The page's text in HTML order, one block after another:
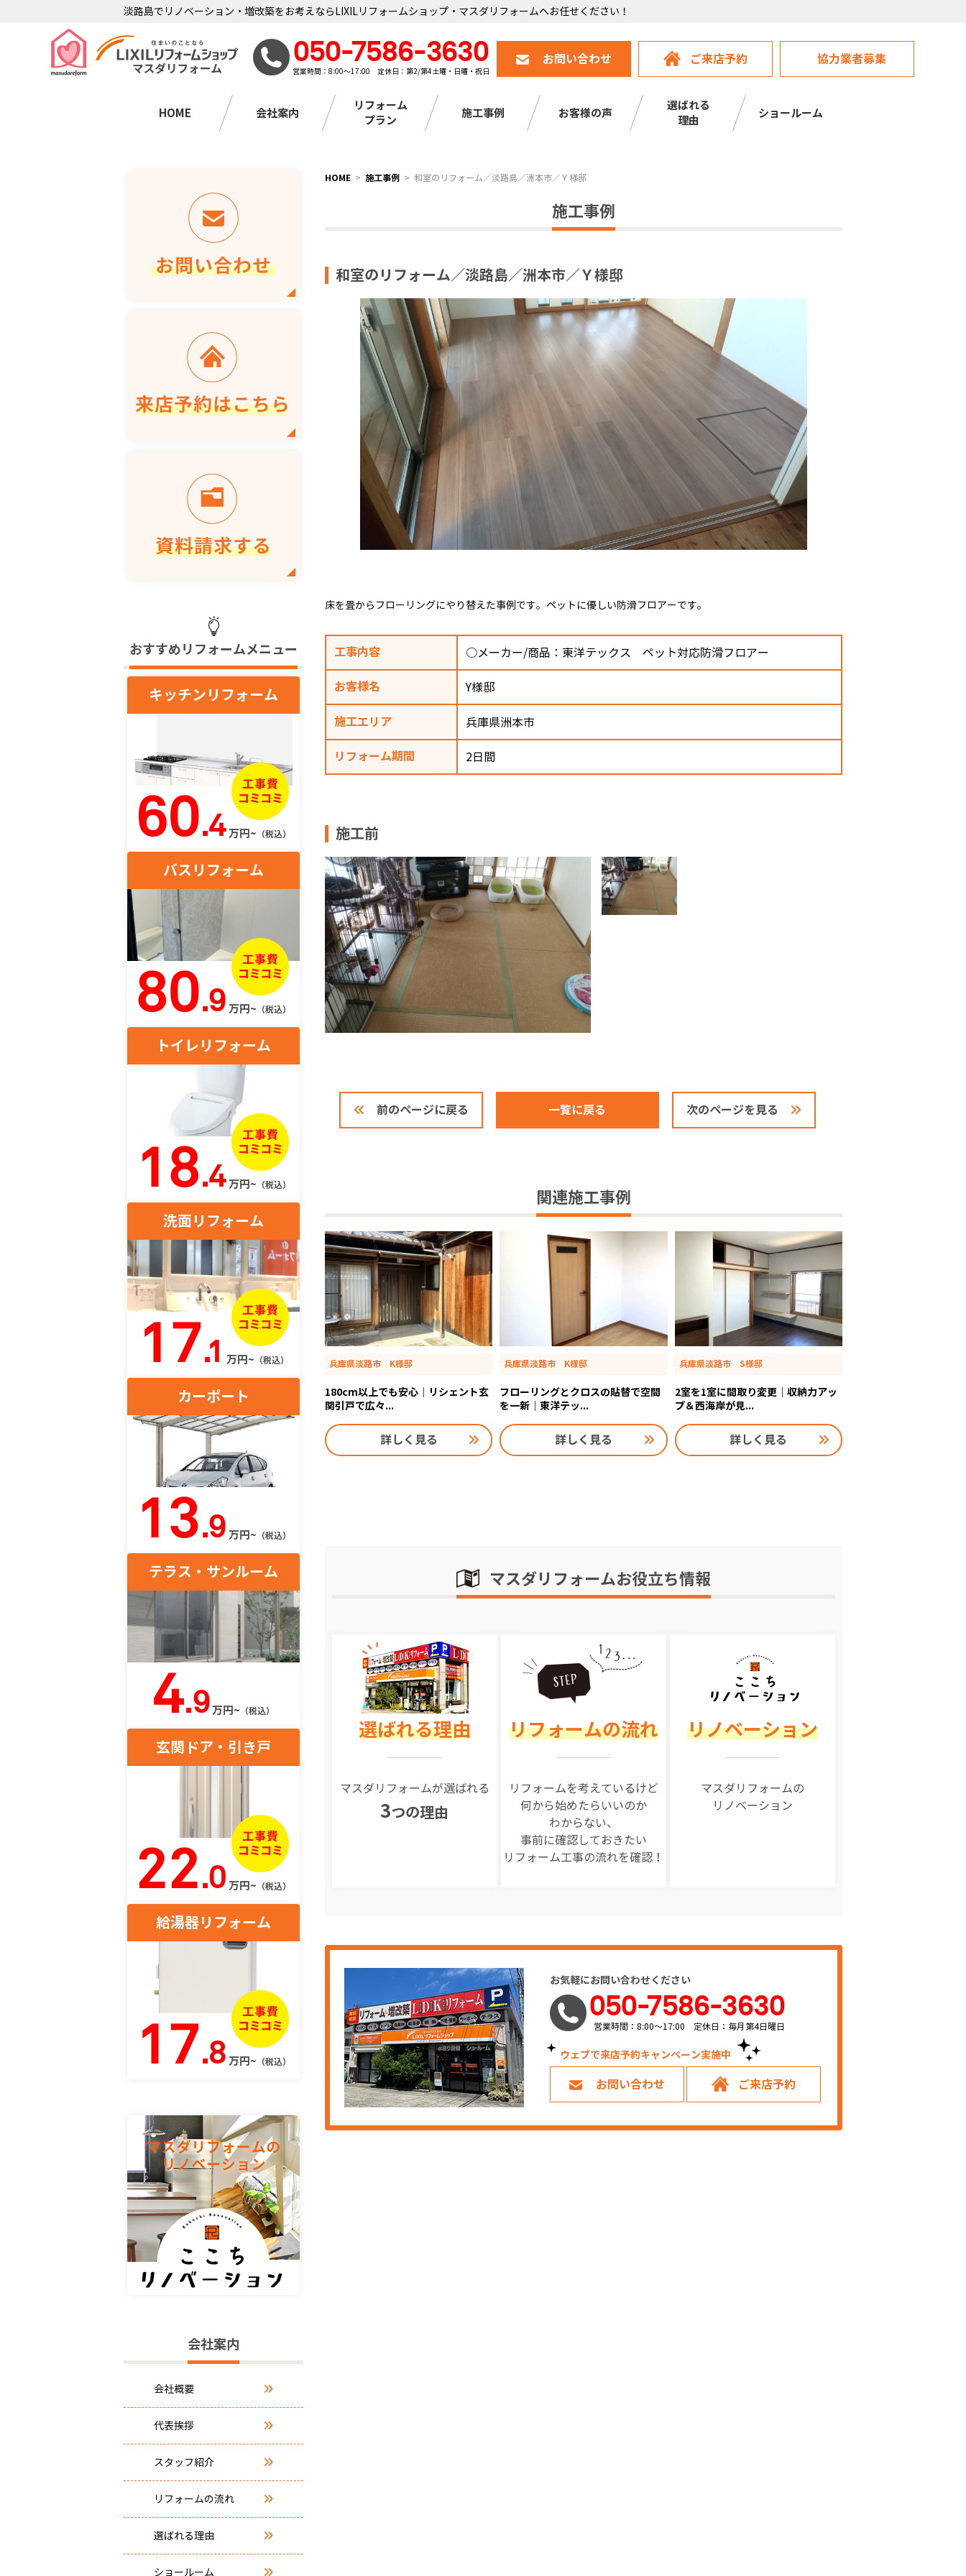
淡路島でリノベーション・増改築をお考えならLIXILリフォームショップ・マスダリフォームへお任せください！
050-7586-3630
営業時間：8:00～17:00 定休日：第2/第4土曜・日曜・祝日
お問い合わせ ご来店予約 協力業者募集
HOME 会社案内
リフォーム
プラン
施工事例 お客様の声
選ばれる
理由
ショールーム
HOME 施工事例 和室のリフォーム／淡路島／洲本市／Ｙ様邸
施工事例
和室のリフォーム／淡路島／洲本市／Ｙ様邸
床を畳からフローリングにやり替えた事例です。ペットに優しい防滑フロアーです。
工事内容 ○メーカー/商品：東洋テックス ペット対応防滑フロアー
お客様名 Y様邸
施工エリア 兵庫県洲本市
リフォーム期間 2日間
施工前
前のページに戻る 一覧に戻る 次のページを見る
関連施工事例
兵庫県淡路市 K様邸
180cm以上でも安心｜リシェント玄
関引戸で広々...
詳しく見る
兵庫県淡路市 K様邸
フローリングとクロスの貼替で空間
を一新｜東洋テッ...
詳しく見る
兵庫県淡路市 S様邸
2室を1室に間取り変更｜収納力アッ
プ＆西海岸が見...
詳しく見る
マスダリフォームお役立ち情報
選ばれる理由
マスダリフォームが選ばれる
3つの理由
リフォームの流れ
リフォームを考えているけど
何から始めたらいいのか
わからない、
事前に確認しておきたい
リフォーム工事の流れを確認！
リノベーション
マスダリフォームの
リノベーション
お気軽にお問い合わせください
050-7586-3630
営業時間：8:00～17:00 定休日：毎月第4日曜日
ウェブで来店予約キャンペーン実施中！
お問い合わせ ご来店予約
おすすめリフォームメニュー
キッチンリフォーム
60.4万円~ （税込）
バスリフォーム
80.9 万円~ （税込）
トイレリフォーム
18.4万円~ （税込）
洗面リフォーム
17.1 万円~ （税込）
カーポート
13.9 万円~ （税込）
テラス・サンルーム
4.9万円~ （税込）
玄関ドア・引き戸
22.0 万円~ （税込）
給湯器リフォーム
17.8 万円~ （税込）
会社案内
会社概要
代表挨拶
スタッフ紹介
リフォームの流れ
選ばれる理由
ショールーム